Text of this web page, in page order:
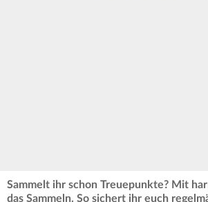
Sammelt ihr schon Treuepunkte? Mit
das Sammeln. So sichert ihr euch